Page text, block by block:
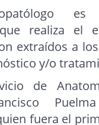
realiza el
extraídos a
y/o
de
fuera el